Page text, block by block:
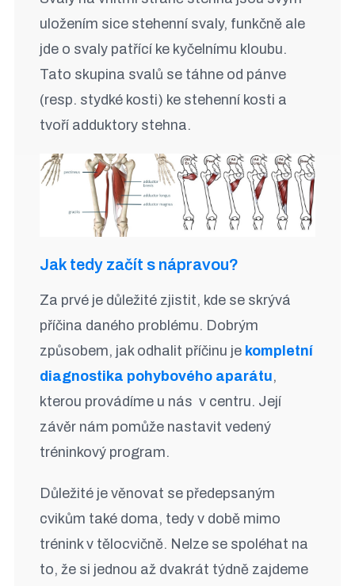
uložením sice stehenní svaly, funkčně ale
jde o svaly patřící ke kyčelnímu kloubu.
Tato skupina svalů se táhne od pánve
(resp. stydké kosti) ke stehenní kosti a
tvoří adduktory stehna.
Jak tedy začít s nápravou?
Za prvé je důležité zjistit, kde se skrývá
příčina daného problému. Dobrým
způsobem, jak odhalit příčinu je kompletní
diagnostika pohybového aparátu,
kterou provádíme u nás v centru. Její
závěr nám pomůže nastavit vedený
tréninkový program.
Důležité je věnovat se předepsaným
cvikům také doma, tedy v době mimo
trénink v tělocvičně. Nelze se spoléhat na
to, že si jednou až dvakrát týdně zajdeme